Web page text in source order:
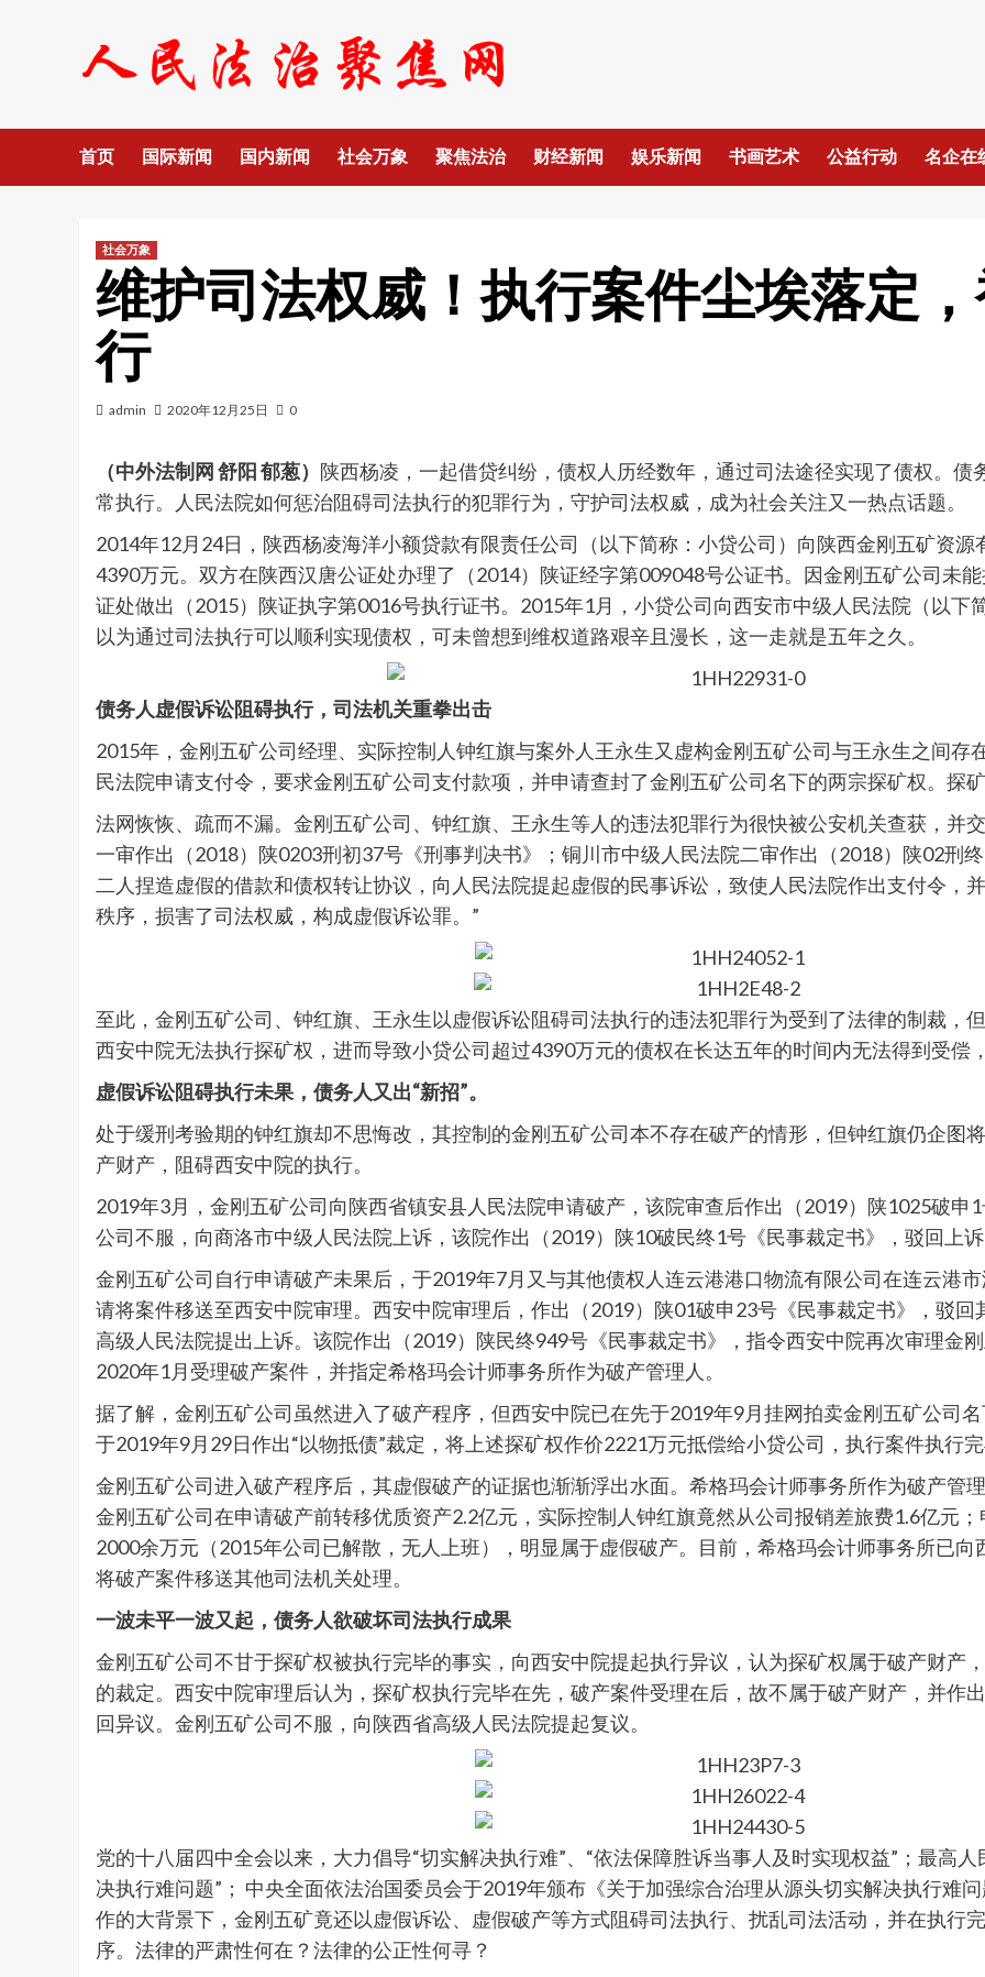
首页 国际新闻 国内新闻 社会万象 聚焦法治 财经新闻 娱乐新闻 书画艺术 公益行动 名企在
社会万象
维护司法权威！执行案件尘埃落定
行
admin 2020年12月25日 0
（中外法制网 舒阳 郁葱） 陕西杨凌，一起借贷纠纷，债权人历经数年，通过司法途径实现了债权。
常执行。人民法院如何惩治阻碍司法执行的犯罪行为，守护司法权威，成为社会关注又一热点话题。
2014年12月24日，陕西杨凌海洋小额贷款有限责任公司（以下简称：小贷公司）向陕西金刚五矿资
4390万元。双方在陕西汉唐公证处办理了（2014）陕证经字第009048号公证书。因金刚五矿公司未
证处做出（2015）陕证执字第0016号执行证书。2015年1月，小贷公司向西安市中级人民法院（以下
以为通过司法执行可以顺利实现债权，可未曾想到维权道路艰辛且漫长，这一走就是五年之久。
债务人虚假诉讼阻碍执行，司法机关重拳出击
2015年，金刚五矿公司经理、实际控制人钟红旗与案外人王永生又虚构金刚五矿公司与王永生之间存
民法院申请支付令，要求金刚五矿公司支付款项，并申请查封了金刚五矿公司名下的两宗探矿权。探
法网恢恢、疏而不漏。金刚五矿公司、钟红旗、王永生等人的违法犯罪行为很快被公安机关查获，并
一审作出（2018）陕0203刑初37号《刑事判决书》；铜川市中级人民法院二审作出（2018）陕02刑
二人捏造虚假的借款和债权转让协议，向人民法院提起虚假的民事诉讼，致使人民法院作出支付令，
秩序，损害了司法权威，构成虚假诉讼罪。”
至此，金刚五矿公司、钟红旗、王永生以虚假诉讼阻碍司法执行的违法犯罪行为受到了法律的制裁，
西安中院无法执行探矿权，进而导致小贷公司超过4390万元的债权在长达五年的时间内无法得到受偿
虚假诉讼阻碍执行未果，债务人又出“新招”。
处于缓刑考验期的钟红旗却不思悔改，其控制的金刚五矿公司本不存在破产的情形，但钟红旗仍企图
产财产，阻碍西安中院的执行。
2019年3月，金刚五矿公司向陕西省镇安县人民法院申请破产，该院审查后作出（2019）陕1025破申
公司不服，向商洛市中级人民法院上诉，该院作出（2019）陕10破民终1号《民事裁定书》，驳回上
金刚五矿公司自行申请破产未果后，于2019年7月又与其他债权人连云港港口物流有限公司在连云港
请将案件移送至西安中院审理。西安中院审理后，作出（2019）陕01破申23号《民事裁定书》，驳
高级人民法院提出上诉。该院作出（2019）陕民终949号《民事裁定书》，指令西安中院再次审理金
2020年1月受理破产案件，并指定希格玛会计师事务所作为破产管理人。
据了解，金刚五矿公司虽然进入了破产程序，但西安中院已在先于2019年9月挂网拍卖金刚五矿公司
于2019年9月29日作出“以物抵债”裁定，将上述探矿权作价2221万元抵偿给小贷公司，执行案件执行
金刚五矿公司进入破产程序后，其虚假破产的证据也渐渐浮出水面。希格玛会计师事务所作为破产管
金刚五矿公司在申请破产前转移优质资产2.2亿元，实际控制人钟红旗竟然从公司报销差旅费1.6亿元
2000余万元（2015年公司已解散，无人上班），明显属于虚假破产。目前，希格玛会计师事务所已
将破产案件移送其他司法机关处理。
一波未平一波又起， 债务人欲破坏司法执行成果
金刚五矿公司不甘于探矿权被执行完毕的事实，向西安中院提起执行异议，认为探矿权属于破产财产
的裁定。西安中院审理后认为，探矿权执行完毕在先，破产案件受理在后，故不属于破产财产，并作
回异议。金刚五矿公司不服，向陕西省高级人民法院提起复议。
党的十八届四中全会以来，大力倡导“切实解决执行难”、“依法保障胜诉当事人及时实现权益”；最高
决执行难问题”； 中央全面依法治国委员会于2019年颁布《关于加强综合治理从源头切实解决执行难
作的大背景下，金刚五矿竟还以虚假诉讼、虚假破产等方式阻碍司法执行、扰乱司法活动，并在执行
序。法律的严肃性何在？法律的公正性何寻？